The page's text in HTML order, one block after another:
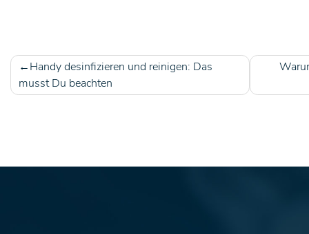
Beitragsnavigation
Handy desinfizieren und reinigen: Das
musst Du beachten